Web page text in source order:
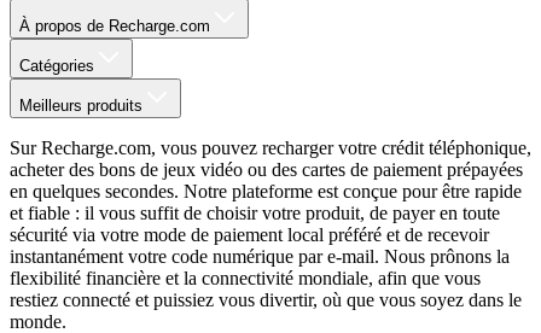
À propos de Recharge.com
Catégories
Meilleurs produits
Sur Recharge.com, vous pouvez recharger votre crédit téléphonique,
acheter des bons de jeux vidéo ou des cartes de paiement prépayées
en quelques secondes. Notre plateforme est conçue pour être rapide
et fiable : il vous suffit de choisir votre produit, de payer en toute
sécurité via votre mode de paiement local préféré et de recevoir
instantanément votre code numérique par e-mail. Nous prônons la
flexibilité financière et la connectivité mondiale, afin que vous
restiez connecté et puissiez vous divertir, où que vous soyez dans le
monde.